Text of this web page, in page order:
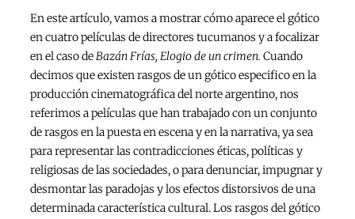
En este artículo, vamos a mostrar cómo aparece el gótico
en cuatro películas de directores tucumanos y a focalizar
en el caso deBazán Frías, Elogio de un crimen. Cuando
decimos que existen rasgos de un gótico especifico en la
producción cinematográfica del norte argentino, nos
referimos a películas que han trabajado con un conjunto
de rasgos en la puesta en escena y en la narrativa, ya sea
para representar las contradicciones éticas, políticas y
religiosas de las sociedades, o para denunciar, impugnar y
desmontar las paradojas y los efectos distorsivos de una
determinada característica cultural. Los rasgos del gótico